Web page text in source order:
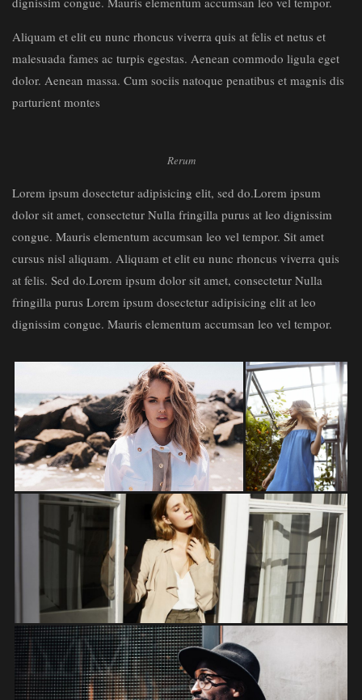
Aliquam et elit eu nunc rhoncus viverra quis at felis et netus et
malesuada fames ac turpis egestas. Aenean commodo ligula eget
dolor. Aenean massa. Cum sociis natoque penatibus et magnis dis
parturient montes
Rerum
Lorem ipsum dosectetur adipisicing elit, sed do.Lorem ipsum
dolor sit amet, consectetur Nulla fringilla purus at leo dignissim
congue. Mauris elementum accumsan leo vel tempor. Sit amet
cursus nisl aliquam. Aliquam et elit eu nunc rhoncus viverra quis
at felis. Sed do.Lorem ipsum dolor sit amet, consectetur Nulla
fringilla purus Lorem ipsum dosectetur adipisicing elit at leo
dignissim congue. Mauris elementum accumsan leo vel tempor.